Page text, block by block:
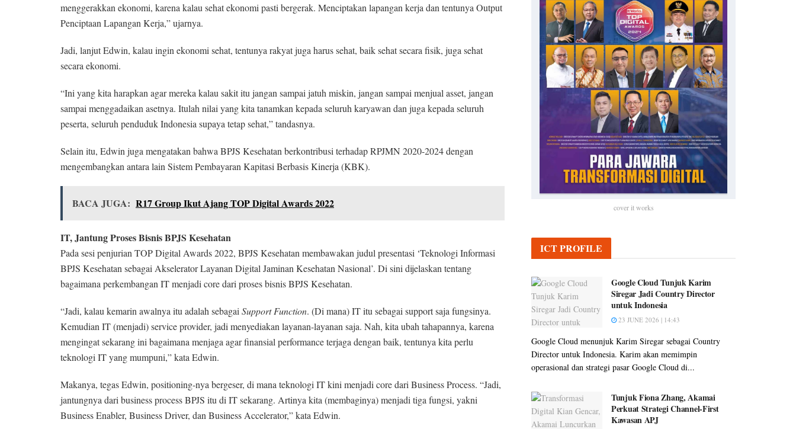
menggerakkan ekonomi, karena kalau sehat ekonomi pasti bergerak. Menciptakan lapangan kerja dan tentunya Output
Penciptaan Lapangan Kerja,” ujarnya.
Jadi, lanjut Edwin, kalau ingin ekonomi sehat, tentunya rakyat juga harus sehat, baik sehat secara fisik, juga sehat
secara ekonomi.
“Ini yang kita harapkan agar mereka kalau sakit itu jangan sampai jatuh miskin, jangan sampai menjual asset, jangan
sampai menggadaikan asetnya. Itulah nilai yang kita tanamkan kepada seluruh karyawan dan juga kepada seluruh
peserta, seluruh penduduk Indonesia supaya tetap sehat,” tandasnya.
Selain itu, Edwin juga mengatakan bahwa BPJS Kesehatan berkontribusi terhadap RPJMN 2020-2024 dengan
mengembangkan antara lain Sistem Pembayaran Kapitasi Berbasis Kinerja (KBK).
BACA JUGA: R17 Group Ikut Ajang TOP Digital Awards 2022
IT, Jantung Proses Bisnis BPJS Kesehatan
Pada sesi penjurian TOP Digital Awards 2022, BPJS Kesehatan membawakan judul presentasi ‘Teknologi Informasi
BPJS Kesehatan sebagai Akselerator Layanan Digital Jaminan Kesehatan Nasional’. Di sini dijelaskan tentang
bagaimana perkembangan IT menjadi core dari proses bisnis BPJS Kesehatan.
“Jadi, kalau kemarin awalnya itu adalah sebagai Support Function. (Di mana) IT itu sebagai support saja fungsinya.
Kemudian IT (menjadi) service provider, jadi menyediakan layanan-layanan saja. Nah, kita ubah tahapannya, karena
mengingat sekarang ini bagaimana menjaga agar finansial performance terjaga dengan baik, tentunya kita perlu
teknologi IT yang mumpuni,” kata Edwin.
Makanya, tegas Edwin, positioning-nya bergeser, di mana teknologi IT kini menjadi core dari Business Process. “Jadi,
jantungnya dari business process BPJS itu di IT sekarang. Artinya kita (membaginya) menjadi tiga fungsi, yakni
Business Enabler, Business Driver, dan Business Accelerator,” kata Edwin.
cover it works
ICT PROFILE
Google Cloud Tunjuk Karim
Siregar Jadi Country Director
untuk Indonesia
23 JUNE 2026 | 14:43
Google Cloud menunjuk Karim Siregar sebagai Country
Director untuk Indonesia. Karim akan memimpin
operasional dan strategi pasar Google Cloud di...
Tunjuk Fiona Zhang, Akamai
Perkuat Strategi Channel-First
Kawasan APJ